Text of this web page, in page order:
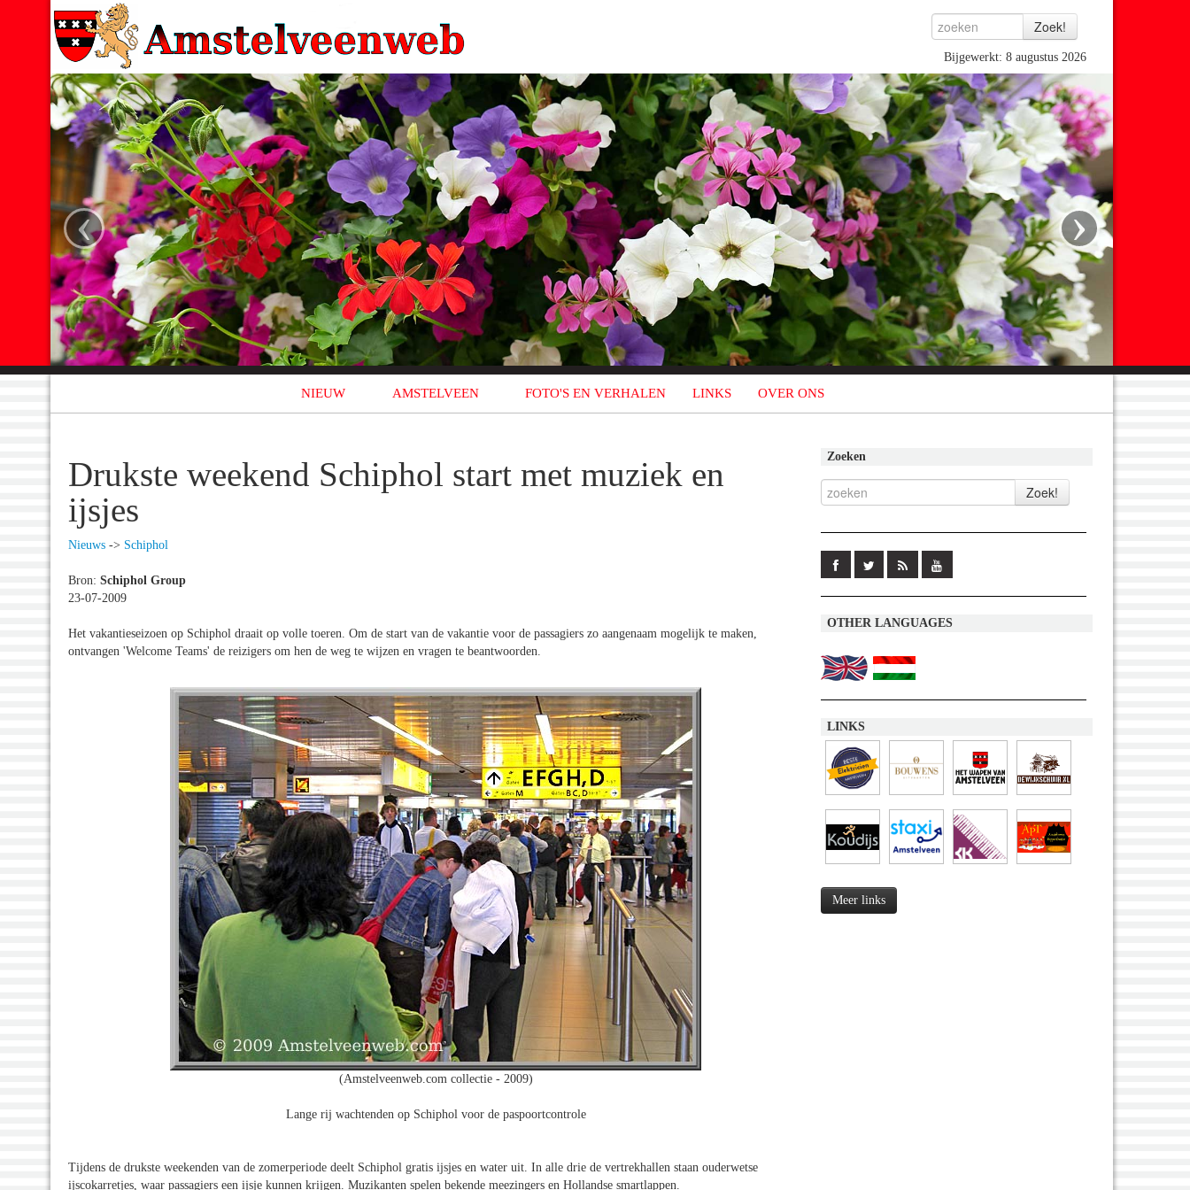
Bijgewerkt: 8 augustus 2026
‹ ›
NIEUW AMSTELVEEN FOTO'S EN VERHALEN LINKS OVER ONS
Drukste weekend Schiphol start met muziek en
ijsjes
Nieuws -> Schiphol
Bron: Schiphol Group
23-07-2009
Het vakantieseizoen op Schiphol draait op volle toeren. Om de start van de vakantie voor de passagiers zo aangenaam mogelijk te maken,
ontvangen 'Welcome Teams' de reizigers om hen de weg te wijzen en vragen te beantwoorden.
(Amstelveenweb.com collectie - 2009)
Lange rij wachtenden op Schiphol voor de paspoortcontrole
Tijdens de drukste weekenden van de zomerperiode deelt Schiphol gratis ijsjes en water uit. In alle drie de vertrekhallen staan ouderwetse
ijscokarretjes, waar passagiers een ijsje kunnen krijgen. Muzikanten spelen bekende meezingers en Hollandse smartlappen.
Zoeken
OTHER LANGUAGES
LINKS
Meer links